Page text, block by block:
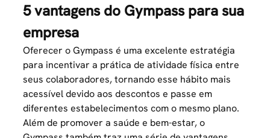
5 vantagens do Gympass para sua
empresa
Oferecer o Gympass é uma excelente estratégia
para incentivar a prática de atividade física entre
seus colaboradores, tornando esse hábito mais
acessível devido aos descontos e passe em
diferentes estabelecimentos com o mesmo plano.
Além de promover a saúde e bem-estar, o